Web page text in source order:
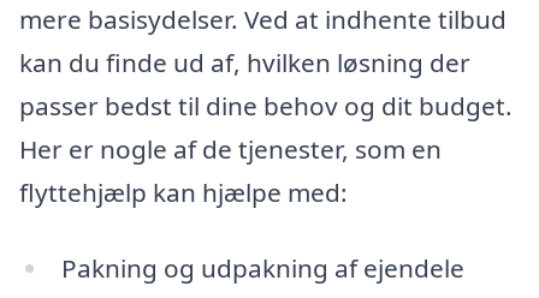
mere basisydelser. Ved at indhente tilbud
kan du finde ud af, hvilken løsning der
passer bedst til dine behov og dit budget.
Her er nogle af de tjenester, som en
flyttehjælp kan hjælpe med:
Pakning og udpakning af ejendele